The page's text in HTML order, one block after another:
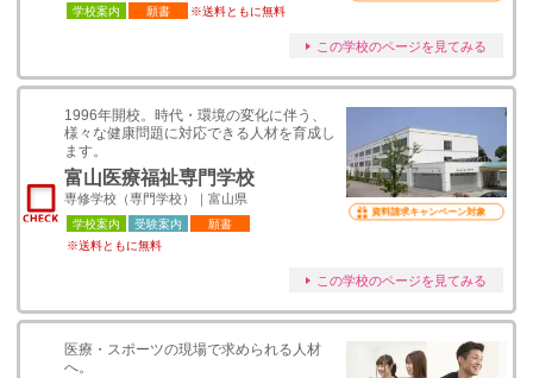
学校案内 願書 ※送料ともに無料
この学校のページを見てみる
1996年開校。時代・環境の変化に伴う、
様々な健康問題に対応できる人材を育成し
ます。
富山医療福祉専門学校
専修学校（専門学校）｜富山県
学校案内 受験案内
願書
※送料ともに無料
資料請求キャンペーン対象
この学校のページを見てみる
医療・スポーツの現場で求められる人材
へ。